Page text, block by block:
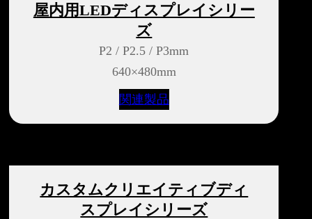
屋内用LEDディスプレイシリー
ズ
P2 / P2.5 / P3mm
640×480mm
関連製品
カスタムクリエイティブディ
スプレイシリーズ